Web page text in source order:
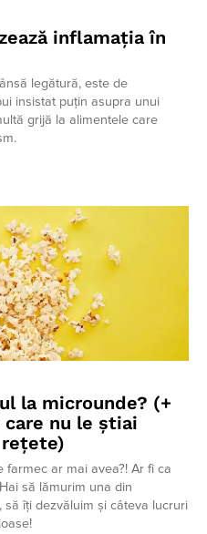
inflamația în
legătură, este de
insistat puțin asupra unui
grijă la alimentele care
la microunde? (+
care nu le știai
farmec ar mai avea?! Ar fi ca
să lămurim una din
îți dezvăluim și câteva lucruri